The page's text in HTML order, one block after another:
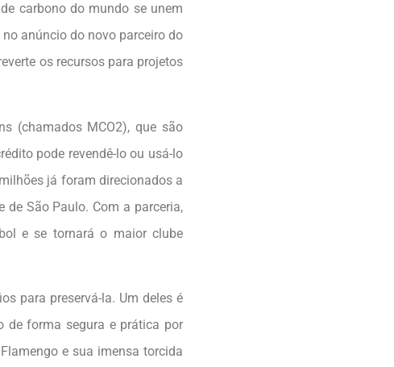
carbono do mundo se unem
anúncio do novo parceiro do
os recursos para projetos
(chamados MCO2), que são
pode revendê-lo ou usá-lo
já foram direcionados a
São Paulo. Com a parceria,
e se tornará o maior clube
para preservá-la. Um deles é
de forma segura e prática por
e sua imensa torcida